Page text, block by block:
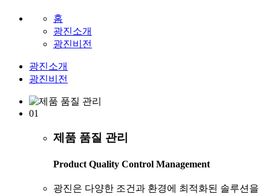
홈
광진소개
광진비전
광진소개
광진비전
01
제품 품질 관리
Product Quality Control Management
광진은 다양한 조건과 환경에 최적화된 솔루션을